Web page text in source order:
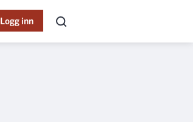
Logg inn